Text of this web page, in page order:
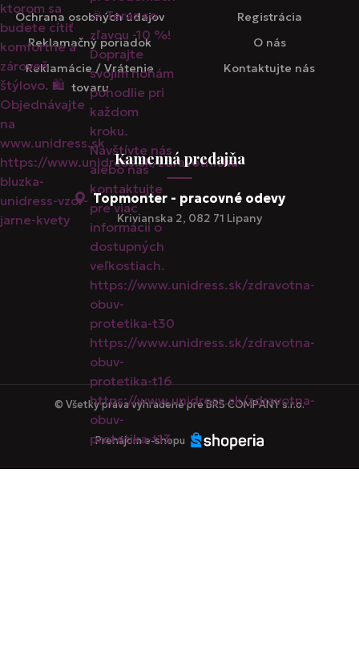
Ochrana osobných údajov
Reklamačný poriadok
Reklamácie / Vrátenie
tovaru
Registrácia
O nás
Kontaktujte nás
Kamenná predajňa
Topmonter - pracovné odevy
Krivianska 2, 082 71 Lipany
© Všetky práva vyhradené pre BRS COMPANY s.r.o.
Prenájom e-shopu